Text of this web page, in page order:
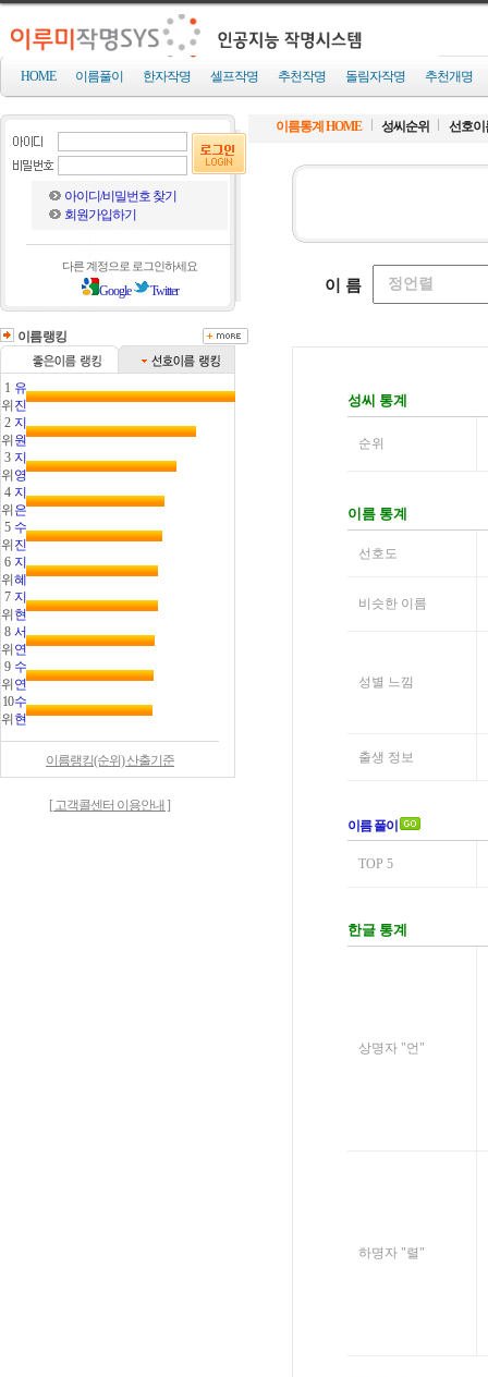
HOME 이름풀이 한자작명 셀프작명 추천작명 돌림자작명 추천개명
아이디/비밀번호 찾기
회원가입하기
다른 계정으로 로그인하세요
Google Twitter
이름랭킹
1
위
유
진
2
위
지
원
3
위
지
영
4
위
지
은
5
위
수
진
6
위
지
혜
7
위
지
현
8
위
서
연
9
위
수
연
10
위
수
현
이름랭킹(순위) 산출기준
[ 고객콜센터 이용안내 ]
이름통계 HOME 성씨순위 선호